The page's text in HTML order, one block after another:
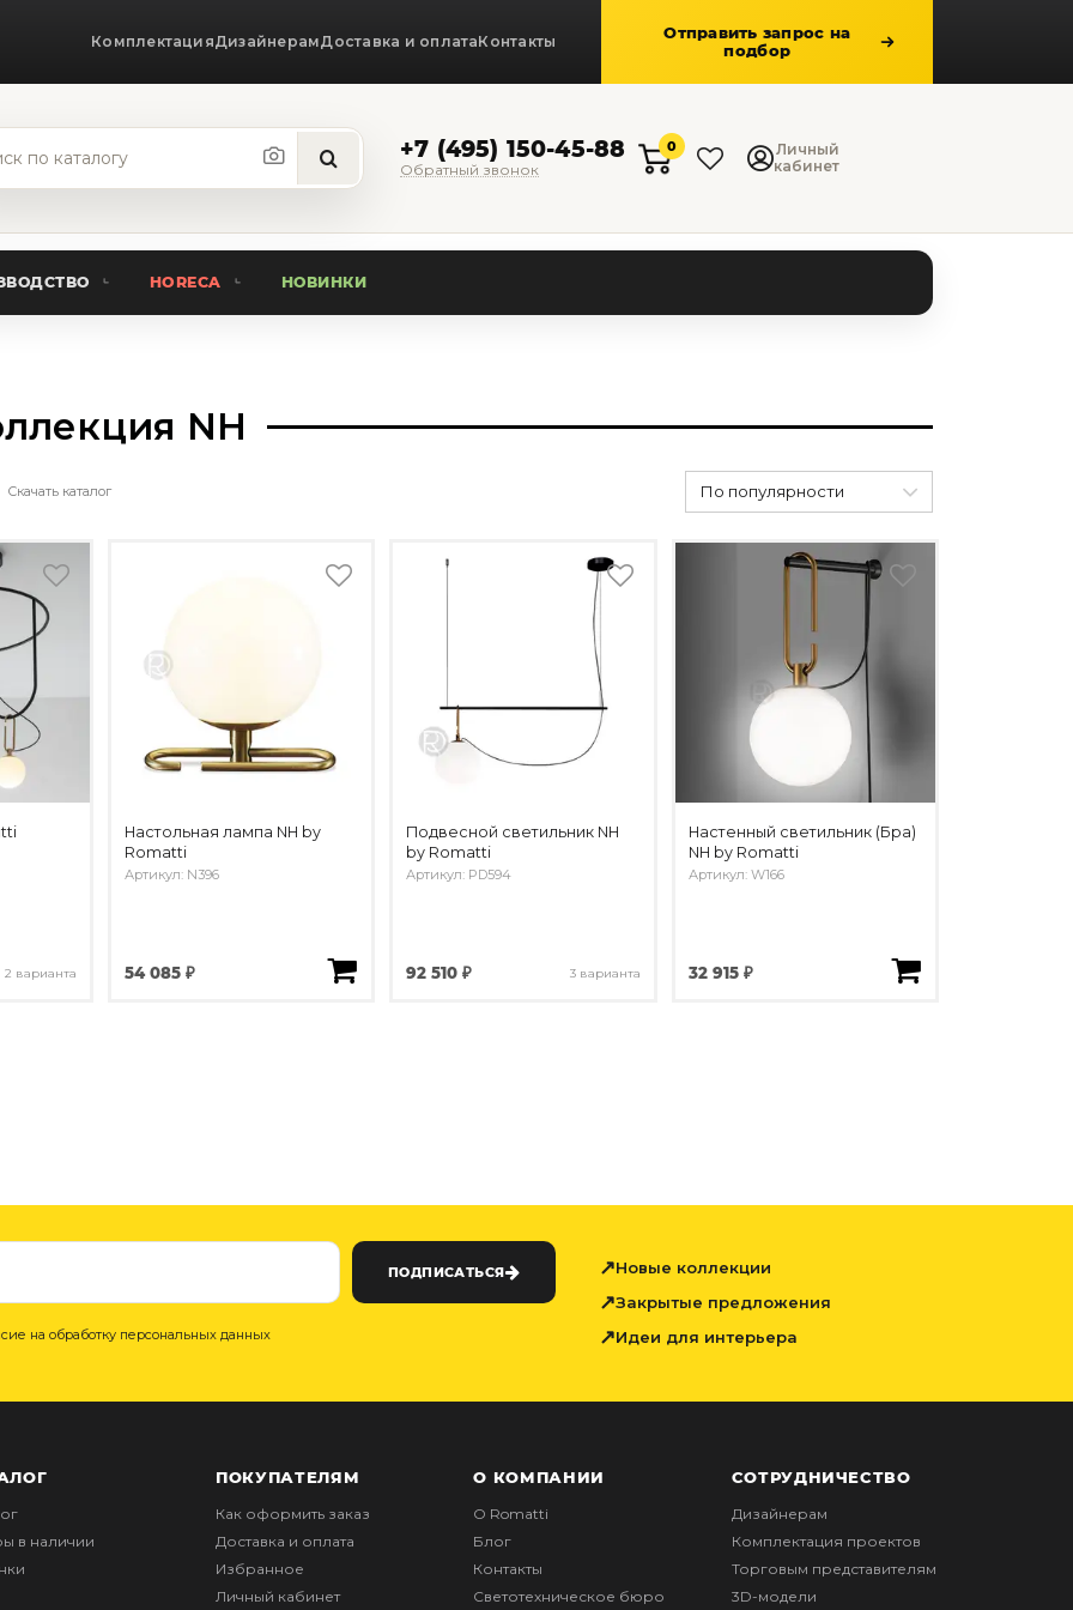
КомплектацияДизайнерамДоставка и оплатаКонтакты
Отправить запрос на
подбор
+7 (495) 150-45-88
Обратный звонок
0
Личный
кабинет
HORECA НОВИНКИ
NH
Скачать каталог По популярности
2 варианта
Настольная лампа NH by
Romatti
Артикул: N396
54 085 ₽
Подвесной светильник NH
by Romatti
Артикул: PD594
92 510 ₽ 3 варианта
Настенный светильник (Бра)
NH by Romatti
Артикул: W166
32 915 ₽
ПОДПИСАТЬСЯ
на обработку персональных данных
Новые коллекции
Закрытые предложения
Идеи для интерьера
в наличии
ПОКУПАТЕЛЯМ
Как оформить заказ
Доставка и оплата
Избранное
Личный кабинет
О КОМПАНИИ
О Romatti
Блог
Контакты
Светотехническое бюро
СОТРУДНИЧЕСТВО
Дизайнерам
Комплектация проектов
Торговым представителям
3D-модели